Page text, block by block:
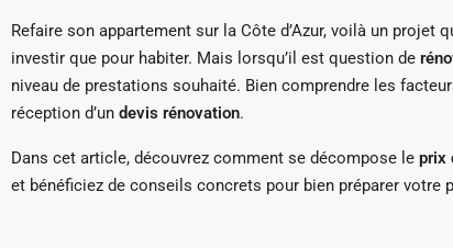
Refaire son appartement sur la Côte d’Azur, voilà un
investir que pour habiter. Mais lorsqu’il est question de
niveau de prestations souhaité. Bien comprendre les
réception d’un devis rénovation.
Dans cet article, découvrez comment se décompose le prix
et bénéficiez de conseils concrets pour bien préparer votre